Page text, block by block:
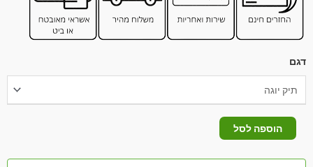
דגם
הוספה לסל